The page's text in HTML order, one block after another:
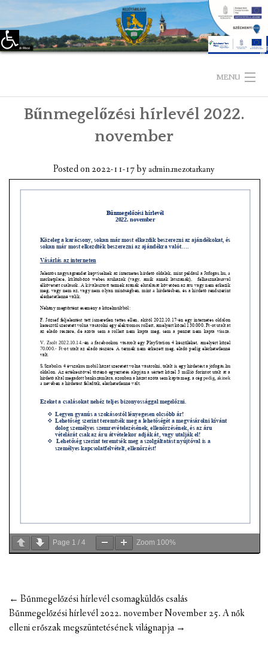
Eszköztár megnyitása
MENU
KEZDŐLAP
LÁTNIVALÓK
KÉPVISELŐ-TESTÜLET
VÁLASZTÁSI INFORMÁCIÓK
NEMZETISÉGI ÖNKORMÁNYZAT
TÁRSULÁS
PÁLYÁZATOK
HIRDETMÉNYEK
ÓVODA ÉS MINI BÖLCSŐDE
Bűnmegelőzési hírlevél 2022.
november
Posted on2022-11-17byadmin.mezotarkany
Page 1 / 4 Zoom 100%
Post
navigation
← Bűnmegelőzési hírlevél csomagküldős csalás
Bűnmegelőzési hírlevél 2022. november November 25. A nők
elleni erőszak megszüntetésének világnapja →